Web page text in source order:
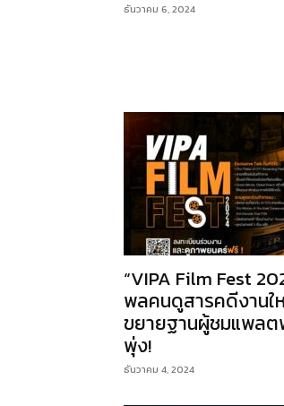
ธันวาคม 6, 2024
“VIPA Film Fest
พลคนดูสารคดีงานใ
ขยายฐานผู้ชมแพลต
พุ่ง!
ธันวาคม 4, 2024